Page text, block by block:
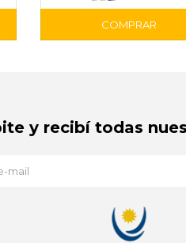
y recibí todas